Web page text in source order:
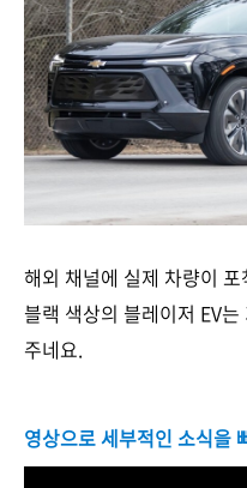
해외 채널에 실제 차량이
블랙 색상의 블레이저 EV
주네요.
영상으로 세부적인 소식을